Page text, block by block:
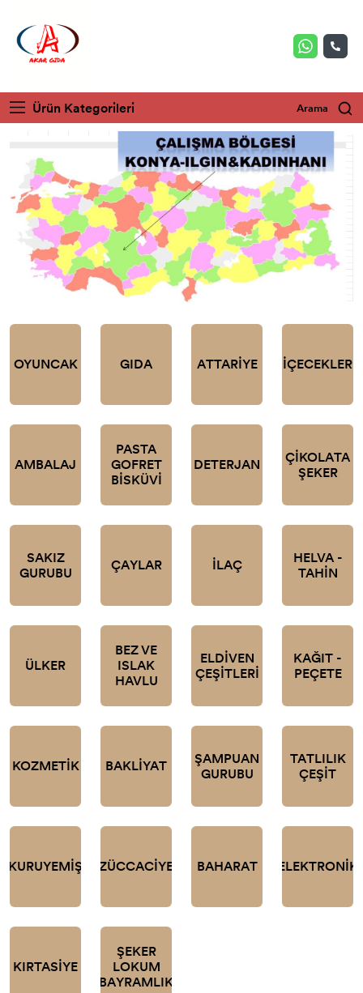
Ürün Kategorileri Arama
OYUNCAK GIDA ATTARİYE İÇECEKLER
AMBALAJ
PASTA
GOFRET
BİSKÜVİ
DETERJAN
ÇİKOLATA
ŞEKER
SAKIZ
GURUBU
ÇAYLAR İLAÇ
HELVA -
TAHİN
ÜLKER
BEZ VE
ISLAK
HAVLU
ELDİVEN
ÇEŞİTLERİ
KAĞIT -
PEÇETE
KOZMETİK BAKLİYAT
ŞAMPUAN
GURUBU
TATLILIK
ÇEŞİT
KURUYEMİŞ ZÜCCACİYE BAHARAT ELEKTRONİK
KIRTASİYE
ŞEKER
LOKUM
BAYRAMLIK